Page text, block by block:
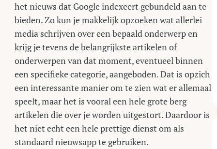
het nieuws dat Google indexeert gebundeld aan te
bieden. Zo kun je makkelijk opzoeken wat allerlei
media schrijven over een bepaald onderwerp en
krijg je tevens de belangrijkste artikelen of
onderwerpen van dat moment, eventueel binnen
een specifieke categorie, aangeboden. Dat is opzich
een interessante manier om te zien wat er allemaal
speelt, maar het is vooral een hele grote berg
artikelen die over je worden uitgestort. Daardoor is
het niet echt een hele prettige dienst om als
standaard nieuwsapp te gebruiken.